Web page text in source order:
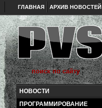
ГЛАВНАЯ АРХИВ НОВОСТЕЙ
НОВОСТИ
ПРОГРАММИРОВАНИЕ